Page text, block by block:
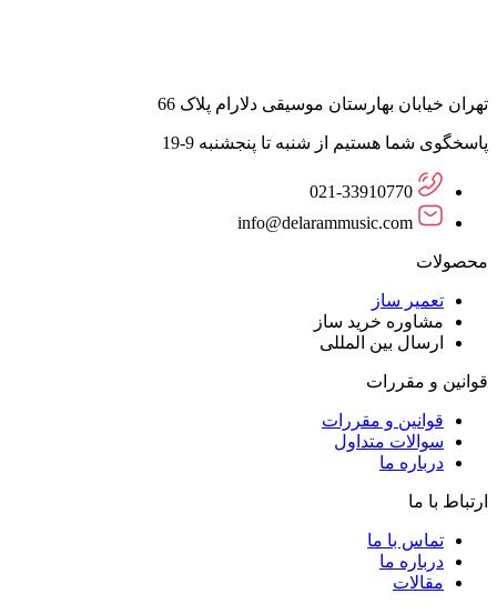
تهران خیابان بهارستان موسیقی دلارام پلاک 66
پاسخگوی شما هستیم از شنبه تا پنجشنبه 9-19
021-33910770
info@delarammusic.com
محصولات
تعمیر ساز
مشاوره خرید ساز
ارسال بین المللی
قوانین و مقررات
قوانین و مقررات
سوالات متداول
درباره ما
ارتباط با ما
تماس با ما
درباره ما
مقالات